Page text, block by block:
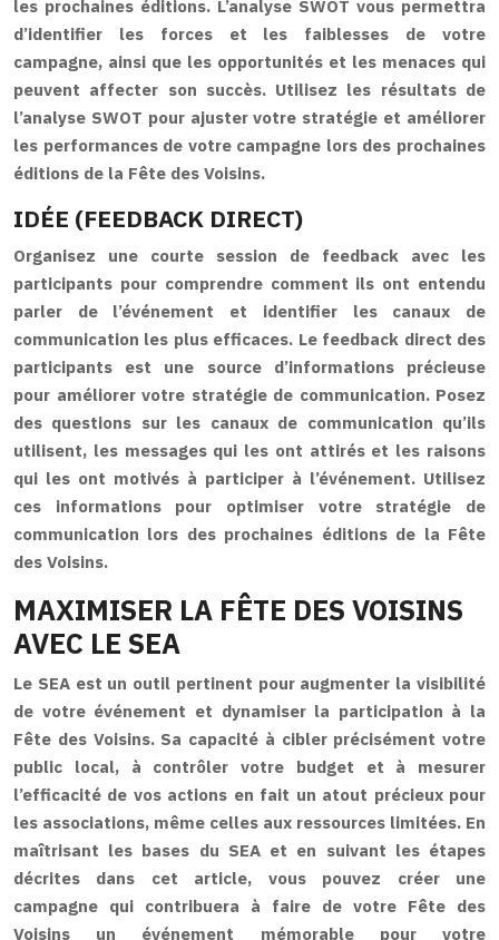
les prochaines éditions. L’analyse SWOT vous permettra
d’identifier les forces et les faiblesses de votre
campagne, ainsi que les opportunités et les menaces qui
peuvent affecter son succès. Utilisez les résultats de
l’analyse SWOT pour ajuster votre stratégie et améliorer
les performances de votre campagne lors des prochaines
éditions de la Fête des Voisins.
IDÉE (FEEDBACK DIRECT)
Organisez une courte session de feedback avec les
participants pour comprendre comment ils ont entendu
parler de l’événement et identifier les canaux de
communication les plus efficaces. Le feedback direct des
participants est une source d’informations précieuse
pour améliorer votre stratégie de communication. Posez
des questions sur les canaux de communication qu’ils
utilisent, les messages qui les ont attirés et les raisons
qui les ont motivés à participer à l’événement. Utilisez
ces informations pour optimiser votre stratégie de
communication lors des prochaines éditions de la Fête
des Voisins.
MAXIMISER LA FÊTE DES VOISINS
AVEC LE SEA
Le SEA est un outil pertinent pour augmenter la visibilité
de votre événement et dynamiser la participation à la
Fête des Voisins. Sa capacité à cibler précisément votre
public local, à contrôler votre budget et à mesurer
l’efficacité de vos actions en fait un atout précieux pour
les associations, même celles aux ressources limitées. En
maîtrisant les bases du SEA et en suivant les étapes
décrites dans cet article, vous pouvez créer une
campagne qui contribuera à faire de votre Fête des
Voisins un événement mémorable pour votre